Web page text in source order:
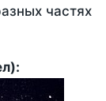
частях